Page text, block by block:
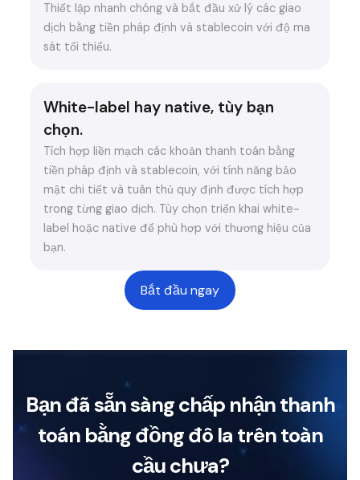
Thiết lập nhanh chóng và bắt đầu xử lý các giao
dịch bằng tiền pháp định và stablecoin với độ ma
sát tối thiểu.
White-label hay native, tùy bạn
chọn.
Tích hợp liền mạch các khoản thanh toán bằng
tiền pháp định và stablecoin, với tính năng bảo
mật chi tiết và tuân thủ quy định được tích hợp
trong từng giao dịch. Tùy chọn triển khai white-
label hoặc native để phù hợp với thương hiệu của
bạn.
Bắt đầu ngay
Bạn đã sẵn sàng chấp nhận thanh
toán bằng đồng đô la trên toàn
cầu chưa?